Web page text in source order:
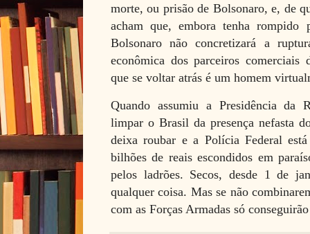
morte, ou prisão de Bolsonaro, e, de
acham que, embora tenha rompido
Bolsonaro não concretizará a
econômica dos parceiros
que se voltar atrás é um homem
Quando assumiu a Presidência da
limpar o Brasil da presença nefasta
deixa roubar e a Polícia Federal
bilhões de reais escondidos em
pelos ladrões. Secos, desde 1 de
qualquer coisa. Mas se não
com as Forças Armadas só